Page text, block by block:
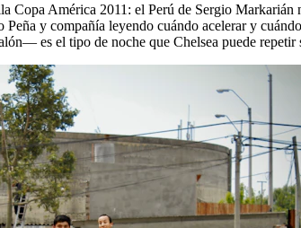
Copa América 2011: el Perú de Sergio
y compañía leyendo cuándo acelerar y
es el tipo de noche que Chelsea puede